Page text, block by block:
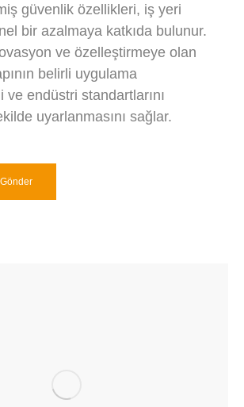
güvenlik özellikleri, iş yeri
bir azalmaya katkıda bulunur.
ve özelleştirmeye olan
belirli uygulama
endüstri standartlarını
uyarlanmasını sağlar.